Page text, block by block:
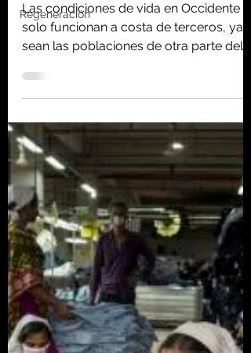
Regeneración
tenemos que dañar a
otros»
Las condiciones de vida en Occidente
solo funcionan a costa de terceros, ya
mundo o el medioambiente